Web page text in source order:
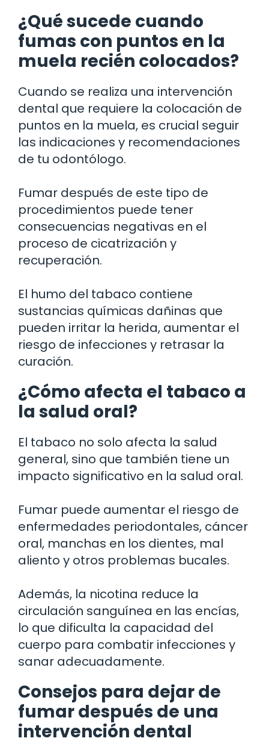
¿Qué sucede cuando
fumas con puntos en la
muela recién colocados?
Cuando se realiza una intervención
dental que requiere la colocación de
puntos en la muela, es crucial seguir
las indicaciones y recomendaciones
de tu odontólogo.
Fumar después de este tipo de
procedimientos puede tener
consecuencias negativas en el
proceso de cicatrización y
recuperación.
El humo del tabaco contiene
sustancias químicas dañinas que
pueden irritar la herida, aumentar el
riesgo de infecciones y retrasar la
curación.
¿Cómo afecta el tabaco a
la salud oral?
El tabaco no solo afecta la salud
general, sino que también tiene un
impacto significativo en la salud oral.
Fumar puede aumentar el riesgo de
enfermedades periodontales, cáncer
oral, manchas en los dientes, mal
aliento y otros problemas bucales.
Además, la nicotina reduce la
circulación sanguínea en las encías,
lo que dificulta la capacidad del
cuerpo para combatir infecciones y
sanar adecuadamente.
Consejos para dejar de
fumar después de una
intervención dental